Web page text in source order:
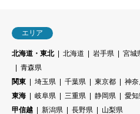
エリア
北海道・東北 北海道 岩手県 宮城
青森県
関東
埼玉県 千葉県 東京都 神
東海
岐阜県 三重県 静岡県
愛
甲信越
新潟県 長野県 山梨県